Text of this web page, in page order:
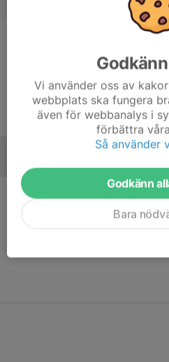
10 år
Vi använder oss av
webbplats ska fungera
även för webbanalys i
förbättra
Så använder
Godkänn
Bara